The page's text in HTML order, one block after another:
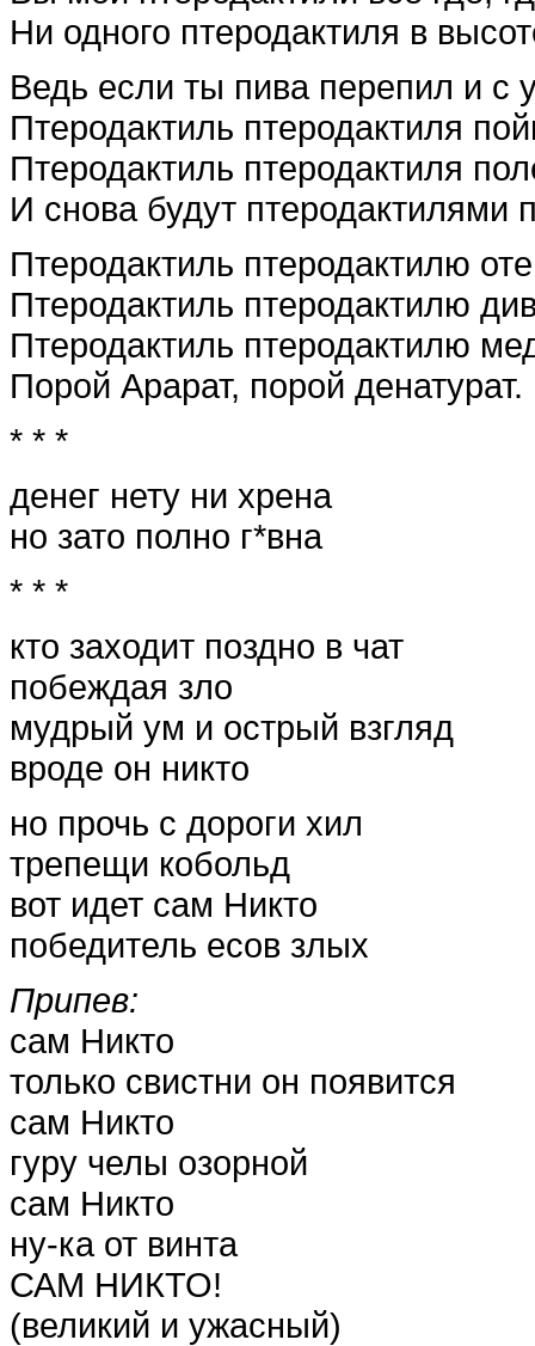
Ни одного птеродактиля в
Ведь если ты пива перепил и с
Птеродактиль птеродактиля
Птеродактиль птеродактиля
И снова будут птеродактилями
Птеродактиль птеродактилю
Птеродактиль птеродактилю
Птеродактиль птеродактилю
Порой Арарат, порой денатурат.
* * *
денег нету ни хрена
но зато полно г*вна
* * *
кто заходит поздно в чат
побеждая зло
мудрый ум и острый взгляд
вроде он никто
но прочь с дороги хил
трепещи кобольд
вот идет сам Никто
победитель есов злых
Припев:
сам Никто
только свистни он появится
сам Никто
гуру челы озорной
сам Никто
ну-ка от винта
САМ НИКТО!
(великий и ужасный)